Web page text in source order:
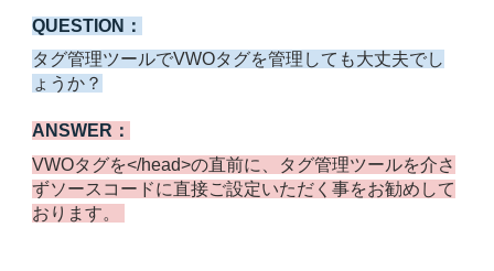
QUESTION：
タグ管理ツールでVWOタグを管理しても大丈夫でし
ょうか？
ANSWER：
VWOタグを</head>の直前に、タグ管理ツールを介さ
ずソースコードに直接ご設定いただく事をお勧めして
おります。